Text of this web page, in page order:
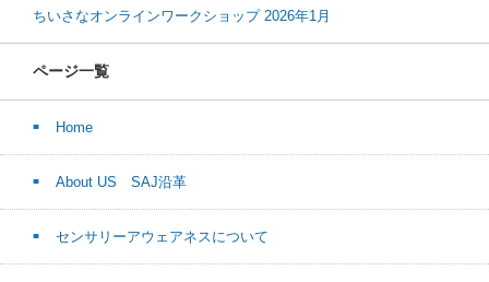
ちいさなオンラインワークショップ 2026年1月
ページ一覧
Home
About US SAJ沿革
センサリーアウェアネスについて